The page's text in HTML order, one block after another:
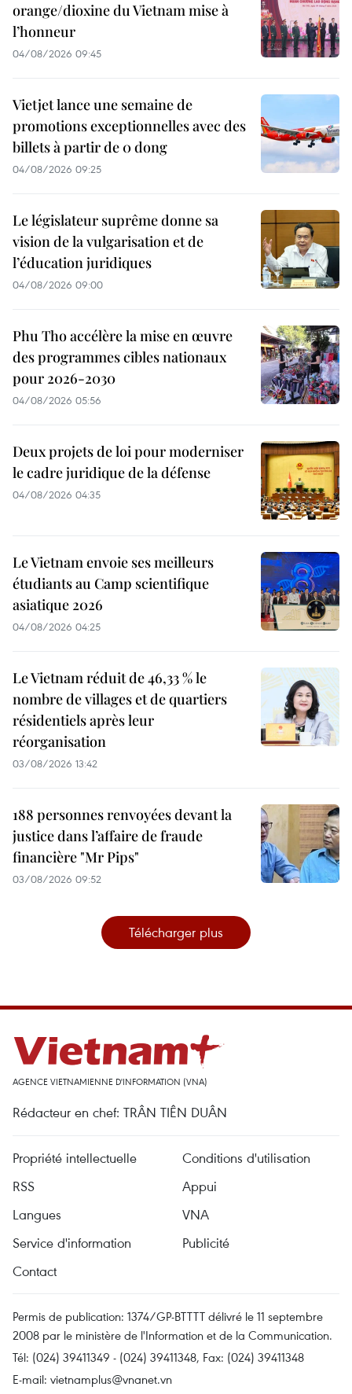
orange/dioxine du Vietnam mise à
l’honneur
04/08/2026 09:45
Vietjet lance une semaine de
promotions exceptionnelles avec des
billets à partir de 0 dong
04/08/2026 09:25
Le législateur suprême donne sa
vision de la vulgarisation et de
l’éducation juridiques
04/08/2026 09:00
Phu Tho accélère la mise en œuvre
des programmes cibles nationaux
pour 2026-2030
04/08/2026 05:56
Deux projets de loi pour moderniser
le cadre juridique de la défense
04/08/2026 04:35
Le Vietnam envoie ses meilleurs
étudiants au Camp scientifique
asiatique 2026
04/08/2026 04:25
Le Vietnam réduit de 46,33 % le
nombre de villages et de quartiers
résidentiels après leur
réorganisation
03/08/2026 13:42
188 personnes renvoyées devant la
justice dans l’affaire de fraude
financière "Mr Pips"
03/08/2026 09:52
Télécharger plus
AGENCE VIETNAMIENNE D'INFORMATION (VNA)
Rédacteur en chef: TRÂN TIÊN DUÂN
Propriété intellectuelle
Conditions d'utilisation
RSS
Appui
Langues
VNA
Service d'information
Publicité
Contact
Permis de publication: 1374/GP-BTTTT délivré le 11 septembre
2008 par le ministère de l'Information et de la Communication.
Tél: (024) 39411349 - (024) 39411348, Fax: (024) 39411348
E-mail: vietnamplus@vnanet.vn